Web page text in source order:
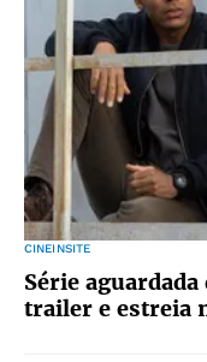
CINEINSITE
Série
trailer e estreia